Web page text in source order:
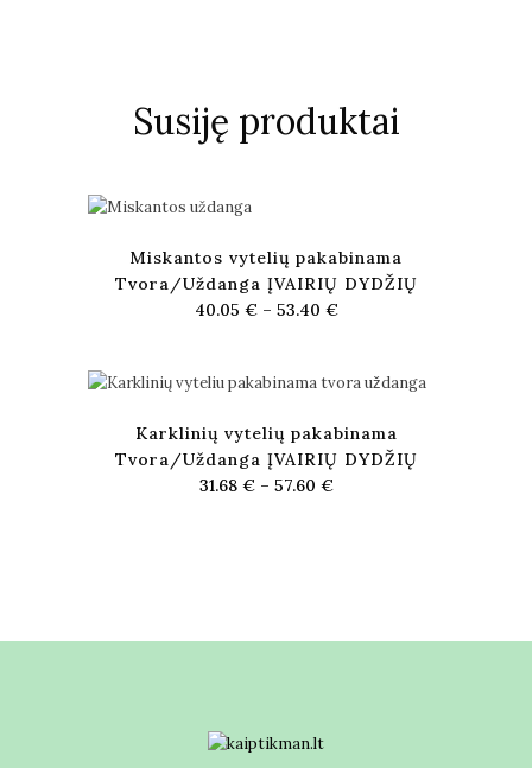
Susiję produktai
Miskantos vytelių pakabinama
Tvora/Uždanga ĮVAIRIŲ DYDŽIŲ
40.05 €– 53.40 €
Karklinių vytelių pakabinama
Tvora/Uždanga ĮVAIRIŲ DYDŽIŲ
31.68 €– 57.60 €